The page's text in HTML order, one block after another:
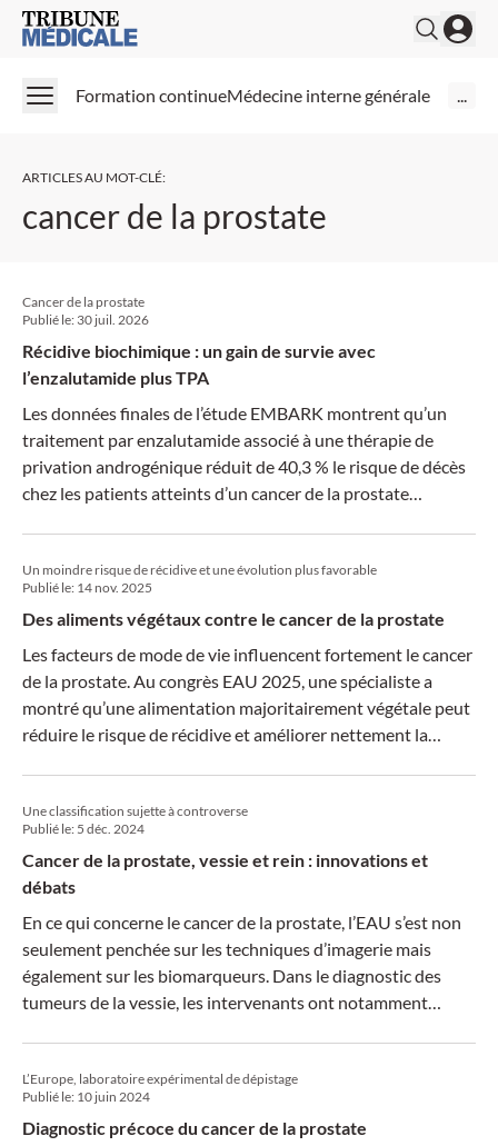
Medical Tribune
Formation continueMédecine interne générale ...
ARTICLES AU MOT-CLÉ:
cancer de la prostate
Cancer de la prostate
Publié le: 30 juil. 2026
Récidive biochimique : un gain de survie avec
l’enzalutamide plus TPA
Les données finales de l’étude EMBARK montrent qu’un
traitement par enzalutamide associé à une thérapie de
privation androgénique réduit de 40,3 % le risque de décès
chez les patients atteints d’un cancer de la prostate
Un moindre risque de récidive et une évolution plus favorable
Publié le: 14 nov. 2025
Des aliments végétaux contre le cancer de la prostate
Les facteurs de mode de vie influencent fortement le cancer
de la prostate. Au congrès EAU 2025, une spécialiste a
montré qu’une alimentation majoritairement végétale peut
réduire le risque de récidive et améliorer nettement la
Une classification sujette à controverse
Publié le: 5 déc. 2024
Cancer de la prostate, vessie et rein : innovations et
débats
En ce qui concerne le cancer de la prostate, l’EAU s’est non
seulement penchée sur les techniques d’imagerie mais
également sur les biomarqueurs. Dans le diagnostic des
tumeurs de la vessie, les intervenants ont notamment
rénales.
L’Europe, laboratoire expérimental de dépistage
Publié le: 10 juin 2024
Diagnostic précoce du cancer de la prostate